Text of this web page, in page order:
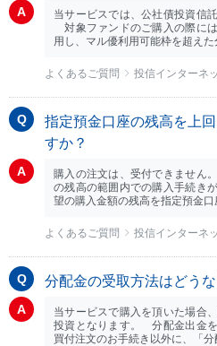
当サービスでは、公社債投資信
対象ファンドのご購入の際に
用し、マル優利用可能枠を超え
よくあるご質問 投信インターネ
指定預金口座の残高を上
すか？
購入の注文は、受付できません
の残高の範囲内での購入手続き
望の購入金額の残高を指定預金
よくあるご質問 投信インターネ
分配金の受取方法はどう
当サービスで購入を頂いた場合
投資となります。 分配金出金
買付注文のお手続き以外に、「